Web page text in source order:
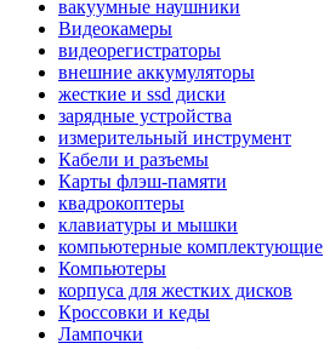
вакуумные наушники
Видеокамеры
видеорегистраторы
внешние аккумуляторы
жесткие и ssd диски
зарядные устройства
измерительный инструмент
Кабели и разъемы
Карты флэш-памяти
квадрокоптеры
клавиатуры и мышки
компьютерные комплектующие
Компьютеры
корпуса для жестких дисков
Кроссовки и кеды
Лампочки